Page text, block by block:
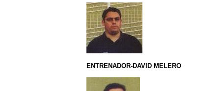
ENTRENADOR-DAVID MELERO